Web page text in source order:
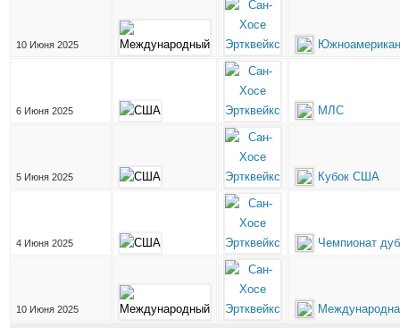
10 Июня 2025
6 Июня 2025 МЛС
5 Июня 2025 Кубок США
4 Июня 2025 Чемпионат
10 Июня 2025